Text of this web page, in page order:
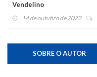
Vendelino
14 de outubro de 2022
SOBRE O AUTOR